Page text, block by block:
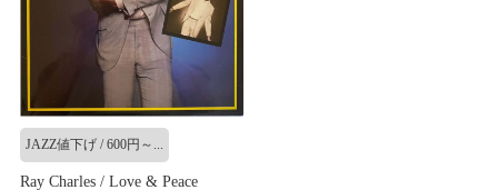
JAZZ値下げ / 600円～...
Ray Charles / Love & Peace